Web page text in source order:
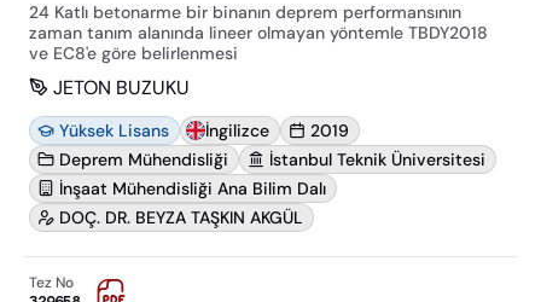
24 Katlı betonarme bir binanın deprem performansının
zaman tanım alanında lineer olmayan yöntemle TBDY2018
ve EC8'e göre belirlenmesi
JETON BUZUKU
Yüksek Lisans İngilizce
2019
Deprem Mühendisliği
İstanbul Teknik Üniversitesi
İnşaat Mühendisliği Ana Bilim Dalı
DOÇ. DR. BEYZA TAŞKIN AKGÜL
Tez No